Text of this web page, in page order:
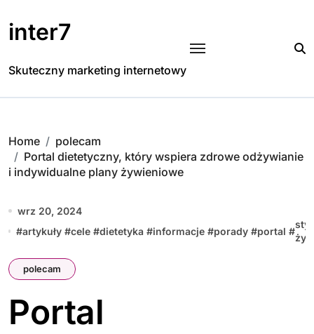
to
content
inter7
Skuteczny marketing internetowy
Home
polecam
Portal dietetyczny, który wspiera zdrowe odżywianie
i indywidualne plany żywieniowe
wrz 20, 2024
#artykuły #cele #dietetyka #informacje #porady #portal #
styl
polecam
Portal